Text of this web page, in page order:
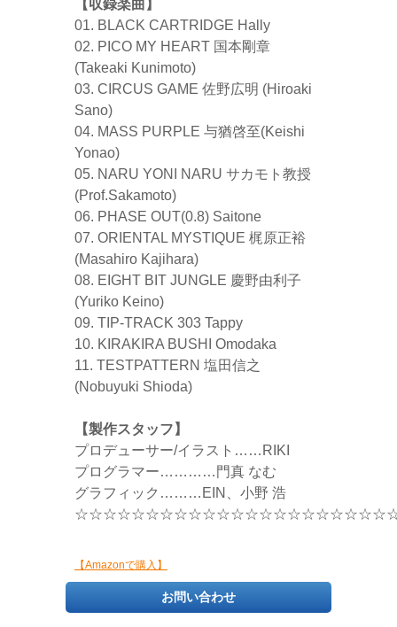
【収録楽曲】
01. BLACK CARTRIDGE Hally
02. PICO MY HEART 国本剛章
(Takeaki Kunimoto)
03. CIRCUS GAME 佐野広明 (Hiroaki
Sano)
04. MASS PURPLE 与猶啓至(Keishi
Yonao)
05. NARU YONI NARU サカモト教授
(Prof.Sakamoto)
06. PHASE OUT(0.8) Saitone
07. ORIENTAL MYSTIQUE 梶原正裕
(Masahiro Kajihara)
08. EIGHT BIT JUNGLE 慶野由利子
(Yuriko Keino)
09. TIP-TRACK 303 Tappy
10. KIRAKIRA BUSHI Omodaka
11. TESTPATTERN 塩田信之
(Nobuyuki Shioda)
【製作スタッフ】
プロデューサー/イラスト……RIKI
プログラマー…………門真 なむ
グラフィック………EIN、小野 浩
【Amazonで購入】
お問い合わせ